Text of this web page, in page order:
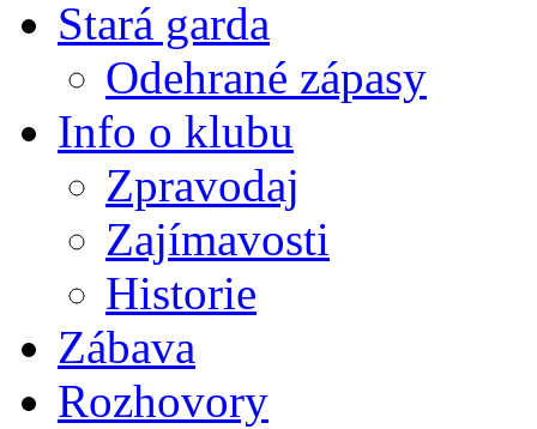
Stará garda
Odehrané zápasy
Info o klubu
Zpravodaj
Zajímavosti
Historie
Zábava
Rozhovory